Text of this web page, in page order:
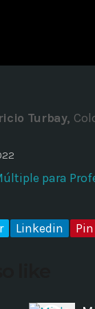
Time
Turbay,
para
Linkedin